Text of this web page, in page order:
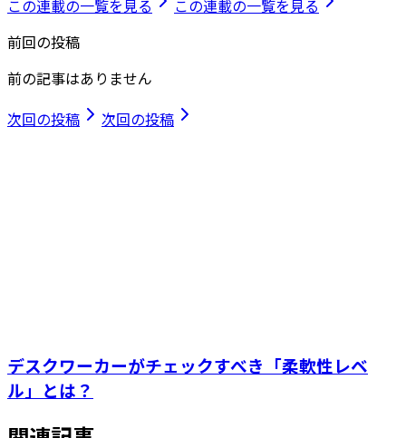
この連載の一覧を見る
この連載の一覧を見る
前回の投稿
前の記事はありません
次回の投稿
次回の投稿
デスクワーカーがチェックすべき「柔軟性レベ
ル」とは？